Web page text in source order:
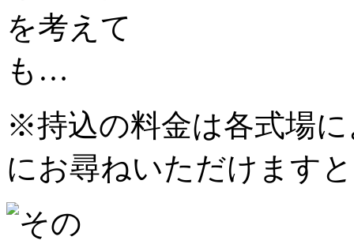
※持込の料金は各式場
にお尋ねいただけます